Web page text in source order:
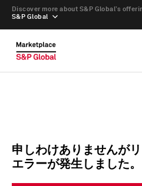
S&P Global
Discover more about S&P Global’s
申しわけありませんが
エラーが発生しました。